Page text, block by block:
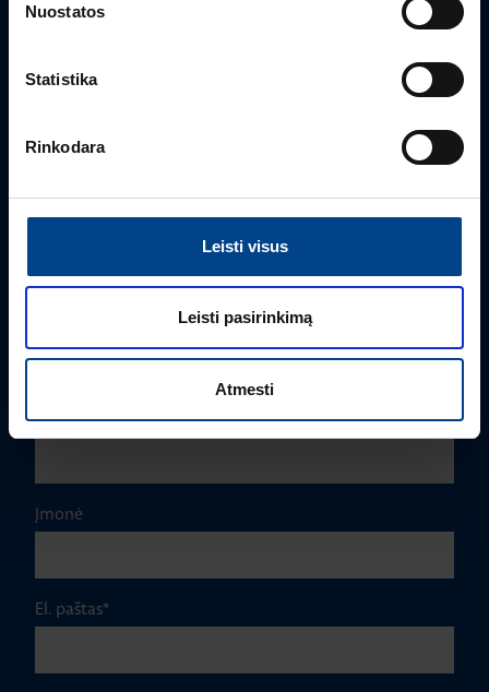
Nuostatos
Statistika
Rinkodara
Leisti visus
Leisti pasirinkimą
Atmesti
Edmas Nausėdas
Pavardė*
Įmonė
El. paštas*